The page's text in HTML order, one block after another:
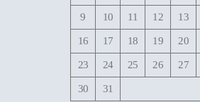
9 10 11 12 13
16 17 18 19 20
23 24 25 26 27
30 31